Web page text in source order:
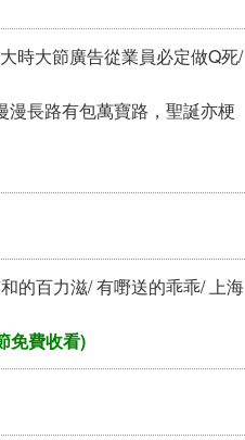
時大節廣告從業員必定做Q死/
漫長路有包萬寶路，聖誕亦梗
的百力滋/ 有嘢送的乖乖/ 上海
免費收看)